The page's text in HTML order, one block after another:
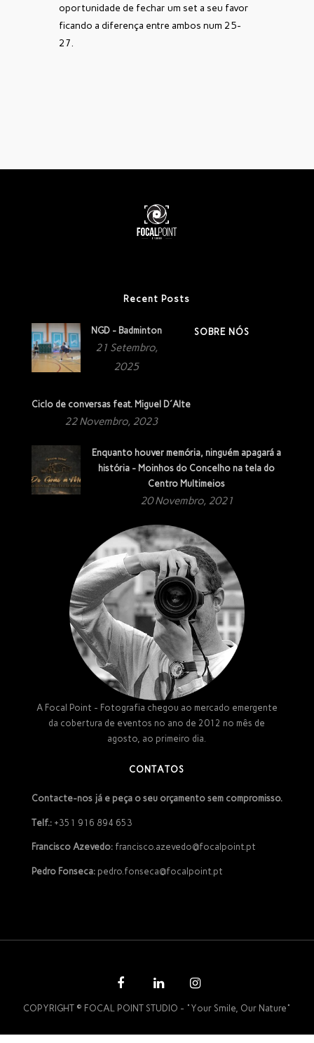
oportunidade de fechar um set a seu favor
ficando a diferença entre ambos num 25-
27.
Recent Posts
NGD - Badminton
21 Setembro,
2025
Ciclo de conversas feat. Miguel D´Alte
22 Novembro, 2023
Enquanto houver memória, ninguém apagará a
história - Moinhos do Concelho na tela do
Centro Multimeios
20 Novembro, 2021
SOBRE NÓS
A Focal Point - Fotografia chegou ao mercado emergente
da cobertura de eventos no ano de 2012 no mês de
agosto, ao primeiro dia.
CONTATOS
Contacte-nos já e peça o seu orçamento sem compromisso.
Telf.:+351 916 894 653
Francisco Azevedo:francisco.azevedo@focalpoint.pt
Pedro Fonseca:pedro.fonseca@focalpoint.pt
COPYRIGHT © FOCAL POINT STUDIO - "Your Smile, Our Nature"